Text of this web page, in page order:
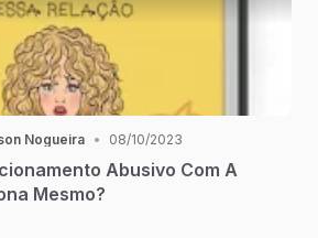
Nogueira • 08/10/2023
Abusivo Com A
Mesmo?